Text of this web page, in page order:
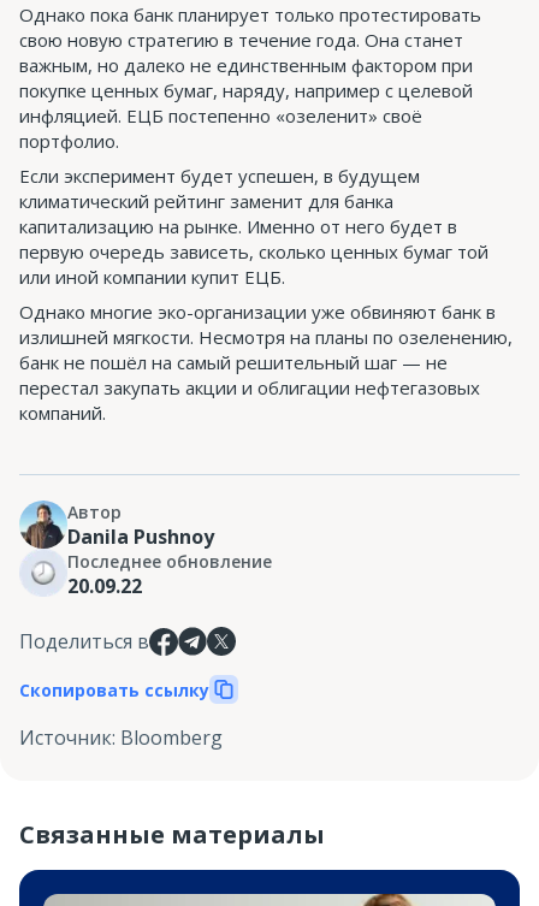
Однако пока банк планирует только протестировать
свою новую стратегию в течение года. Она станет
важным, но далеко не единственным фактором при
покупке ценных бумаг, наряду, например с целевой
инфляцией. ЕЦБ постепенно «озеленит» своё
портфолио.
Если эксперимент будет успешен, в будущем
климатический рейтинг заменит для банка
капитализацию на рынке. Именно от него будет в
первую очередь зависеть, сколько ценных бумаг той
или иной компании купит ЕЦБ.
Однако многие эко-организации уже обвиняют банк в
излишней мягкости. Несмотря на планы по озеленению,
банк не пошёл на самый решительный шаг — не
перестал закупать акции и облигации нефтегазовых
компаний.
Автор
Danila Pushnoy
Последнее обновление
20.09.22
Поделиться в
Скопировать ссылку
Источник: Bloomberg
Связанные материалы